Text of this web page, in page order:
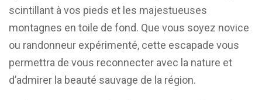
scintillant à vos pieds et les majestueuses
montagnes en toile de fond. Que vous soyez novice
ou randonneur expérimenté, cette escapade vous
permettra de vous reconnecter avec la nature et
d’admirer la beauté sauvage de la région.